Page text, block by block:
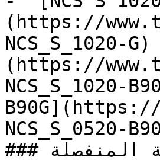
(https://
NCS_S_1020-
(https://
NCS_S_0520-
### المكملة المنفصلة